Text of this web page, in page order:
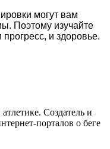
могут вам
Поэтому изучайте
и здоровье.
Создатель и
порталов о беге